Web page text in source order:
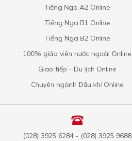
Tiếng Nga A2 Online
Tiếng Nga B1 Online
Tiếng Nga B2 Online
100% giáo viên nước ngoài Online
Giao tiếp - Du lịch Online
Chuyên ngành Dầu khí Online
(028) 3925 6284 - (028) 3925 9688